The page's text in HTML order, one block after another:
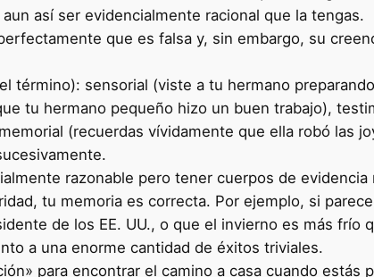
así ser evidencialmente racional que la tengas.
que es falsa y, sin embargo, su
término): sensorial (viste a tu hermano
tu hermano pequeño hizo un buen trabajo),
(recuerdas vívidamente que ella robó las
razonable pero tener cuerpos de
tu memoria es correcta. Por ejemplo, si
de los EE. UU., o que el invierno es más frío
a una enorme cantidad de éxitos triviales.
para encontrar el camino a casa cuando estás